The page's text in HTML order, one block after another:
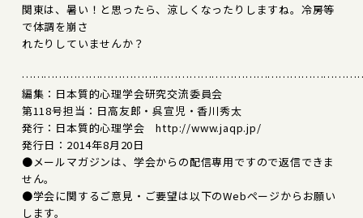
関東は、暑い！と思ったら、涼しくなったりしますね。冷房等
で体調を崩さ
れたりしていませんか？
編集：日本質的心理学会研究交流委員会
第118号担当：日高友郎・呉宣児・香川秀太
発行：日本質的心理学会 http://www.jaqp.jp/
発行日：2014年8月20日
●メールマガジンは、学会からの配信専用ですので返信できま
せん。
●学会に関するご意見・ご要望は以下のWebページからお願い
します。